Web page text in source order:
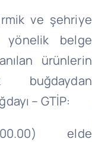
ve şehriye
yönelik belge
ürünlerin
buğdaydan
– GTİP:
elde